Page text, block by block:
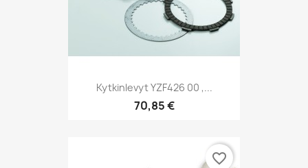
Kytkinlevyt YZF426 00 ,...
70,85 €
favorite_border